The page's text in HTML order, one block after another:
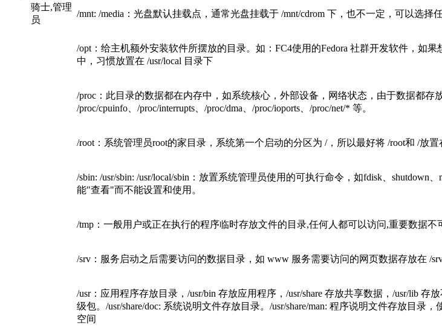
骑士,管理
员
/mnt: /media：光盘默认挂载点，通常光盘挂载于 /mnt/cdrom 下，也不一定，可以选择
/opt：给主机额外安装软件所摆放的目录。如：FC4使用的Fedora 社群开发软件，如
中，习惯放置在 /usr/local 目录下
/proc：此目录的数据都在内存中，如系统核心，外部设备，网络状态，由于数据都
/proc/cpuinfo、/proc/interrupts、/proc/dma、/proc/ioports、/proc/net/* 等。
/root：系统管理员root的家目录，系统第一个启动的分区为 /，所以最好将 /root和 /放置
/sbin: /usr/sbin: /usr/local/sbin：放置系统管理员使用的可执行命令，如fdisk、
能"查看"而不能设置和使用。
/tmp：一般用户或正在执行的程序临时存放文件的目录,任何人都可以访问,重要数据不
/srv：服务启动之后需要访问的数据目录，如 www 服务需要访问的网页数据存放在 /
/usr：应用程序存放目录，/usr/bin 存放应用程序，/usr/share 存放共享数据，/usr/lib
级包。/usr/share/doc: 系统说明文件存放目录。/usr/share/man: 程序说明文件存放目录
空间